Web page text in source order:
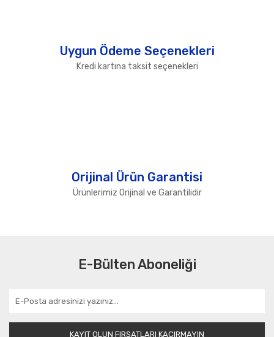
Uygun Ödeme Seçenekleri
Kredi kartına taksit seçenekleri
Orijinal Ürün Garantisi
Ürünlerimiz Orijinal ve Garantilidir
E-Bülten Aboneliği
KAYIT OLUN FIRSATLARI KAÇIRMAYIN